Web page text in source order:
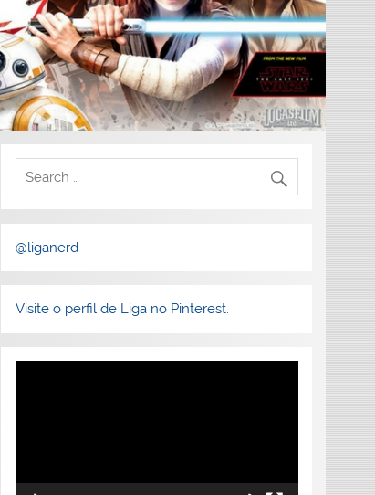
@liganerd
Visite o perfil de Liga no Pinterest.
Tocador